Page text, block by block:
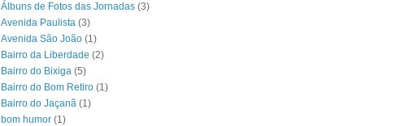
Álbuns de Fotos das Jornadas (3)
Avenida Paulista (3)
Avenida São João (1)
Bairro da Liberdade (2)
Bairro do Bixiga (5)
Bairro do Bom Retiro (1)
Bairro do Jaçanã (1)
bom humor (1)